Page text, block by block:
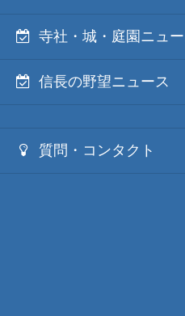
寺社・城・庭園ニュー
信長の野望ニュース
質問・コンタクト